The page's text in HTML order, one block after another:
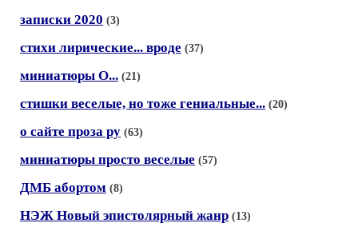
записки 2020 (3)
стихи лирические... вроде (37)
миниатюры О... (21)
стишки веселые, но тоже гениальные... (20)
о сайте проза ру (63)
миниатюры просто веселые (57)
ДМБ абортом (8)
НЭЖ Новый эпистолярный жанр (13)